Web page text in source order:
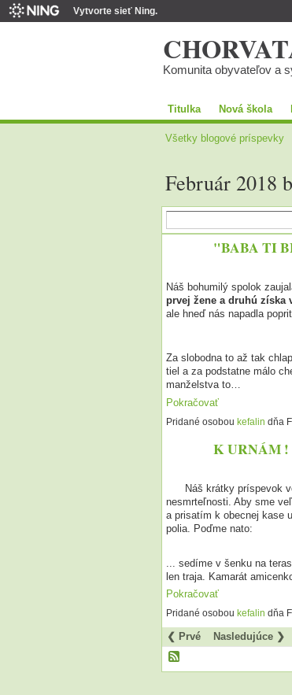
Vytvorte sieť Ning.
Komunita obyvateľov a
Titulka Nová škola
Všetky blogové príspevky
Február 2018
"BABA TI
Náš bohumilý spolok
prvej žene a druhú získa
ale hneď nás napadla
Za slobodna to až tak
tiel a za podstatne málo
manželstva to…
Pokračovať
Pridané osobou kefalin dňa
K URNÁM !
Náš krátky príspevok
nesmrteľnosti. Aby sme
a prisatím k obecnej kase
polia. Poďme nato:
... sedíme v šenku na
len traja. Kamarát
Pokračovať
Pridané osobou kefalin dňa
❮ Prvé Nasledujúce ❯